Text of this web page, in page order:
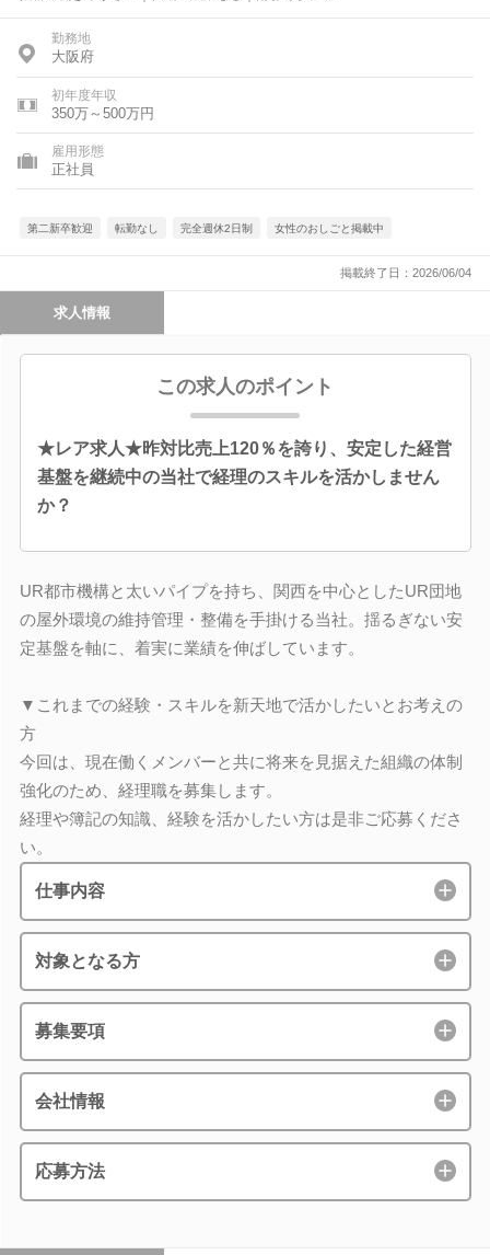
勤務地
大阪府
初年度年収
350万～500万円
雇用形態
正社員
第二新卒歓迎 転勤なし 完全週休2日制 女性のおしごと掲載中
掲載終了日：2026/06/04
求人情報
この求人のポイント
★レア求人★昨対比売上120％を誇り、安定した経営
基盤を継続中の当社で経理のスキルを活かしません
か？
UR都市機構と太いパイプを持ち、関西を中心としたUR団地
の屋外環境の維持管理・整備を手掛ける当社。揺るぎない安
定基盤を軸に、着実に業績を伸ばしています。
▼これまでの経験・スキルを新天地で活かしたいとお考えの
方
今回は、現在働くメンバーと共に将来を見据えた組織の体制
強化のため、経理職を募集します。
経理や簿記の知識、経験を活かしたい方は是非ご応募くださ
い。
仕事内容
対象となる方
募集要項
会社情報
応募方法